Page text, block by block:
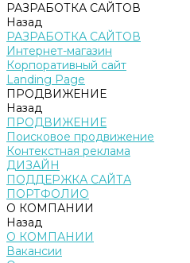
РАЗРАБОТКА САЙТОВ
Назад
РАЗРАБОТКА САЙТОВ
Интернет-магазин
Корпоративный сайт
Landing Page
ПРОДВИЖЕНИЕ
Назад
ПРОДВИЖЕНИЕ
Поисковое продвижение
Контекстная реклама
ДИЗАЙН
ПОДДЕРЖКА САЙТА
ПОРТФОЛИО
О КОМПАНИИ
Назад
О КОМПАНИИ
Вакансии